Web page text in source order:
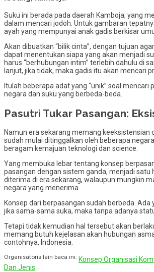
Suku ini berada pada daerah Kamboja, yang
dalam mencari jodoh. Untuk gambaran
ayah yang mempunyai anak gadis berkisar
Akan dibuatkan “bilik cinta”, dengan tujuan
dapat menentukan siapa yang akan menjadi
harus “berhubungan intim” terlebih dahulu di
lanjut, jika tidak, maka gadis itu akan mencari
Itulah beberapa adat yang “unik” soal mencari
negara dan suku yang berbeda-beda.
Pasutri Tukar Pasangan:
Namun era sekarang memang keeksistensian
sudah mulai ditinggalkan oleh beberapa
beragam kemajuan teknologi dan science.
Yang membuka lebar tentang konsep
pasangan dengan sistem ganda, menjadi satu
diterima di era sekarang, walaupun mungkin
negara yang menerima.
Konsep dari berpasangan sudah berbeda. Ada
jika sama-sama suka, maka tanpa adanya
Tetapi tidak kemudian hal tersebut akan
memang butuh kejelasan akan hubungan
contohnya, Indonesia.
Organisatoris lain baca ini: Konsep Organisasi
Dan Jenis